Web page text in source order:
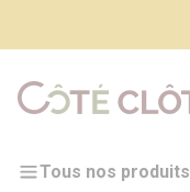
Tous nos produits